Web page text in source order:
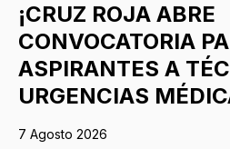
¡CRUZ ROJA ABRE
CONVOCATORIA
ASPIRANTES A
URGENCIAS
7 Agosto 2026